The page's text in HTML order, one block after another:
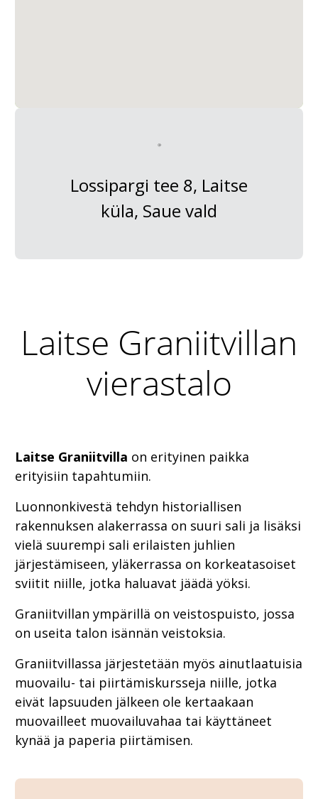
Lossipargi tee 8, Laitse
küla, Saue vald
Laitse Graniitvillan
vierastalo
Laitse Graniitvilla on erityinen paikka
erityisiin tapahtumiin.
Luonnonkivestä tehdyn historiallisen
rakennuksen alakerrassa on suuri sali ja lisäksi
vielä suurempi sali erilaisten juhlien
järjestämiseen, yläkerrassa on korkeatasoiset
sviitit niille, jotka haluavat jäädä yöksi.
Graniitvillan ympärillä on veistospuisto, jossa
on useita talon isännän veistoksia.
Graniitvillassa järjestetään myös ainutlaatuisia
muovailu- tai piirtämiskursseja niille, jotka
eivät lapsuuden jälkeen ole kertaakaan
muovailleet muovailuvahaa tai käyttäneet
kynää ja paperia piirtämisen.